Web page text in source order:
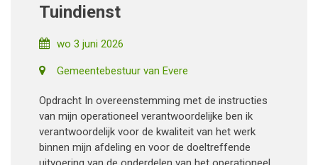
Tuindienst
wo 3 juni 2026
Gemeentebestuur van Evere
Opdracht In overeenstemming met de instructies
van mijn operationeel verantwoordelijke ben ik
verantwoordelijk voor de kwaliteit van het werk
binnen mijn afdeling en voor de doeltreffende